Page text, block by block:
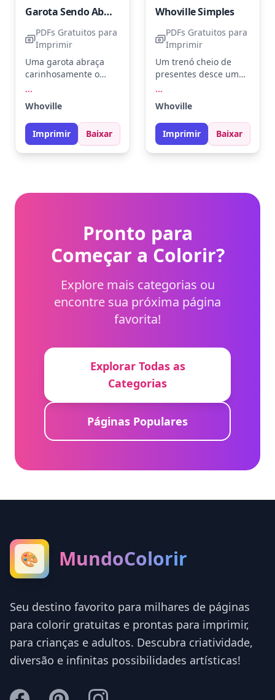
Garota Sendo Abraçada pelo Verde
PDFs Gratuitos para
Imprimir
Uma garota abraça
carinhosamente o
vermelho e marrom
para dar vida a essa
cena. Tente usar lápis
de cor para criar
...
Whoville
Imprimir Baixar
Whoville Simples
PDFs Gratuitos para
Imprimir
Um trenó cheio de
presentes desce uma
cobertas de neve
fazem o cenário
mágico. Use tons de
verde, vermelho e
brilhos prateados para
...
Whoville
Imprimir Baixar
Pronto para
Começar a Colorir?
Explore mais categorias ou
encontre sua próxima página
favorita!
Explorar Todas as
Categorias
Páginas Populares
🎨 MundoColorir
Seu destino favorito para milhares de páginas
para colorir gratuitas e prontas para imprimir,
para crianças e adultos. Descubra criatividade,
diversão e infinitas possibilidades artísticas!